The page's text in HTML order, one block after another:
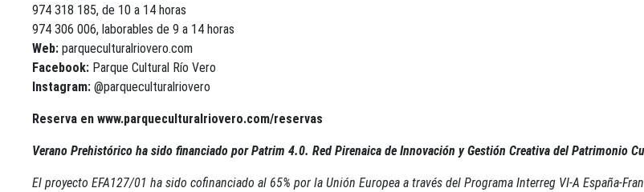
974 318 185, de 10 a 14 horas
974 306 006, laborables de 9 a 14 horas
Web: parqueculturalriovero.com
Facebook: Parque Cultural Río Vero
Instagram: @parqueculturalriovero
Reserva en www.parqueculturalriovero.com/reservas
Verano Prehistórico ha sido financiado por Patrim 4.0. Red Pirenaica de Innovación y Gestión Creativa del Patrimonio
El proyecto EFA127/01 ha sido cofinanciado al 65% por la Unión Europea a través del Programa Interreg VI-A España-